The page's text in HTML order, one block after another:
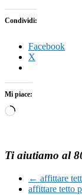
Condividi:
Facebook
X
Mi piace:
Caricamento
Ti aiutiamo al
← affittare
affittare tetto